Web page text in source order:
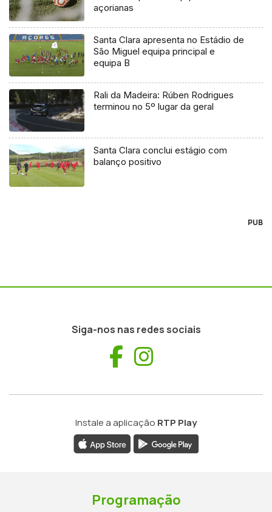
açorianas
Santa Clara apresenta no Estádio de
São Miguel equipa principal e
equipa B
Rali da Madeira: Rúben Rodrigues
terminou no 5º lugar da geral
Santa Clara conclui estágio com
balanço positivo
PUB
Siga-nos nas redes sociais
Facebook
Instale a aplicação RTP Play
Programação